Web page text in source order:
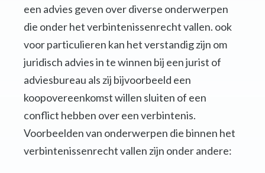
een advies geven over diverse onderwerpen
die onder het verbintenissenrecht vallen. ook
voor particulieren kan het verstandig zijn om
juridisch advies in te winnen bij een jurist of
adviesbureau als zij bijvoorbeeld een
koopovereenkomst willen sluiten of een
conflict hebben over een verbintenis.
Voorbeelden van onderwerpen die binnen het
verbintenissenrecht vallen zijn onder andere: